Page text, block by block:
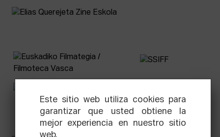
Este sitio web utiliza cookies para
garantizar que usted obtiene la
mejor experiencia en nuestro sitio
web.